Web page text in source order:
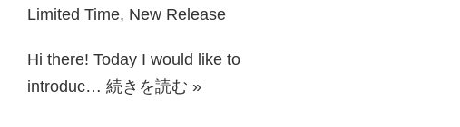
Limited Time, New Release
Hi there! Today I would like to
introduc… 続きを読む »